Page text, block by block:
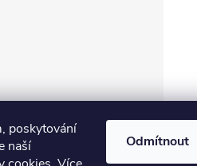
poskytování
naší
Odmítnout